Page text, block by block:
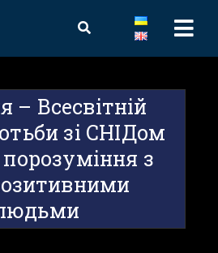
– Всесвітній
зі СНІДом
з